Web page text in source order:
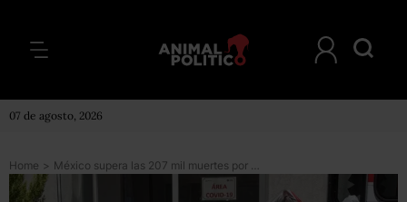
07 de agosto, 2026
Home > México supera las 207 mil muertes por COVID; se han aplicado casi 11 millones de vacunas